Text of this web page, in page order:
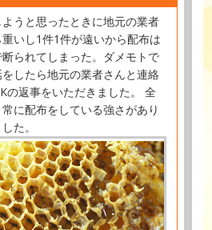
うと思ったときに地元の業者
いし1件1件が遠いから配布は
られてしまった。ダメモトで
したら地元の業者さんと連絡
の返事をいただきました。 全
に配布をしている強さがあり
た。